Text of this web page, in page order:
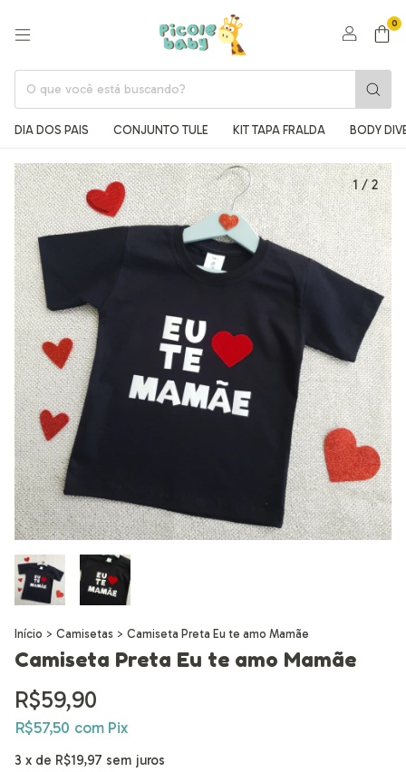
0
DIA DOS PAIS CONJUNTO TULE KIT TAPA FRALDA BODY
1 /2
Início > Camisetas > Camiseta Preta Eu te amo Mamãe
Camiseta Preta Eu te amo Mamãe
R$59,90
R$57,50 com Pix
3 x de R$19,97 sem juros